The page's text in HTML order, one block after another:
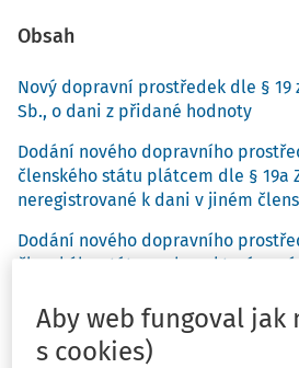
Obsah
Nový dopravní prostředek dle § 19
Sb., o dani z přidané hodnoty
Dodání nového dopravního
členského státu plátcem dle § 19a
neregistrované k dani v jiném
Dodání nového dopravního
členského státu osobou, která není
Pořízení nového dopravního
členského státu plátcem,
Aby web fungoval jak
s cookies)